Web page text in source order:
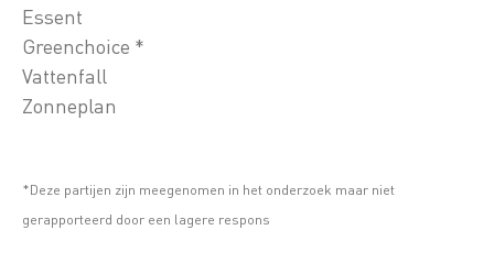
Essent
Greenchoice *
Vattenfall
Zonneplan
*Deze partijen zijn meegenomen in het onderzoek maar niet
gerapporteerd door een lagere respons